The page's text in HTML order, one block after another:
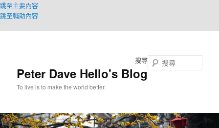
跳至主要內容
跳至輔助內容
Peter Dave Hello's Blog
To live is to make the world better.
搜尋